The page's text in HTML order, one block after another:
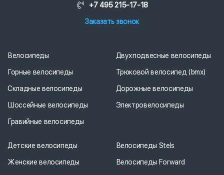
+7 495 215-17-18
Заказать звонок
Велосипеды
Горные велосипеды
Складные велосипеды
Шоссейные велосипеды
Гравийные велосипеды
Двухподвесные велосипеды
Трюковой велосипед (bmx)
Дорожные велосипеды
Электровелосипеды
Детские велосипеды
Женские велосипеды
Велосипеды Stels
Велосипеды Forward